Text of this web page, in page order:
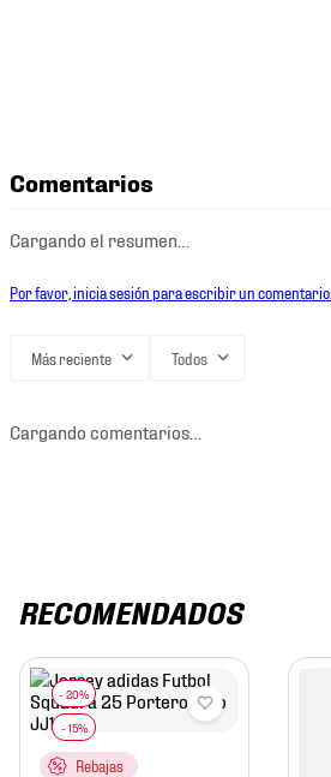
Comentarios
Cargando el resumen…
Por favor, inicia sesión para escribir un comentario.
Más reciente Todos
Cargando comentarios…
RECOMENDADOS
Rebajas